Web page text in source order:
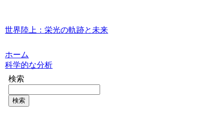
世界陸上：栄光の軌跡と未来
ホーム
科学的な分析
検索
検索